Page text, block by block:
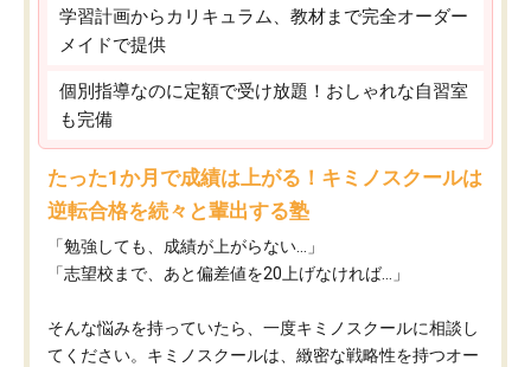
学習計画からカリキュラム、教材まで完全オーダー
メイドで提供
個別指導なのに定額で受け放題！おしゃれな自習室
も完備
たった1か月で成績は上がる！キミノスクールは
逆転合格を続々と輩出する塾
「勉強しても、成績が上がらない…」
「志望校まで、あと偏差値を20上げなければ…」
そんな悩みを持っていたら、一度キミノスクールに相談し
てください。キミノスクールは、緻密な戦略性を持つオー